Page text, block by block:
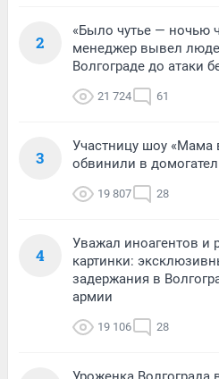
2
«Было чутье — ночью
менеджер вывел
Волгограде до атаки
21 724 61
3
Участницу шоу «Мама
обвинили в
19 807 28
4
Уважал иноагентов
картинки:
задержания в
армии
19 106 28